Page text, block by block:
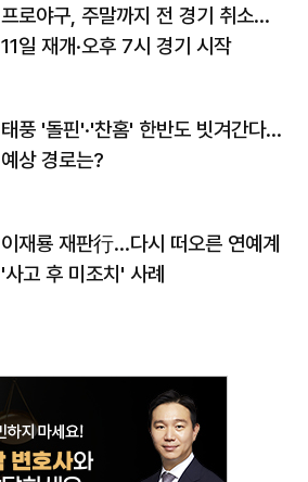
프로야구, 주말까지 전 경기 취소…
11일 재개·오후 7시 경기 시작
태풍 '돌핀'·'찬홈' 한반도 빗겨간다…
예상 경로는?
이재룡 재판行…다시 떠오른 연예계
'사고 후 미조치' 사례